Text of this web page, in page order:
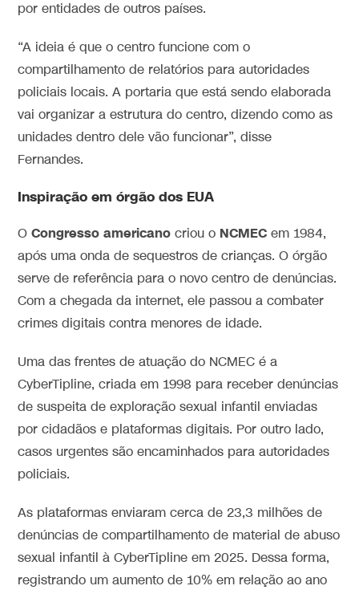
por entidades de outros países.
“A ideia é que o centro funcione com o
compartilhamento de relatórios para autoridades
policiais locais. A portaria que está sendo elaborada
vai organizar a estrutura do centro, dizendo como as
unidades dentro dele vão funcionar”, disse
Fernandes.
Inspiração em órgão dos EUA
OCongresso americano criou o NCMEC em 1984,
após uma onda de sequestros de crianças. O órgão
serve de referência para o novo centro de denúncias.
Com a chegada da internet, ele passou a combater
crimes digitais contra menores de idade.
Uma das frentes de atuação do NCMEC é a
CyberTipline, criada em 1998 para receber denúncias
de suspeita de exploração sexual infantil enviadas
por cidadãos e plataformas digitais. Por outro lado,
casos urgentes são encaminhados para autoridades
policiais.
As plataformas enviaram cerca de 23,3 milhões de
denúncias de compartilhamento de material de abuso
sexual infantil à CyberTipline em 2025. Dessa forma,
registrando um aumento de 10% em relação ao ano